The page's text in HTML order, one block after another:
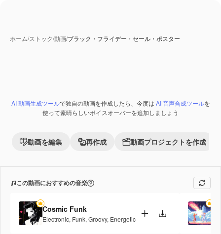
ホーム/ストック/動画/ブラック・フライデー・セール・ポスター
AI 動画生成ツールで独自の動画を作成したら、今度は AI 音声合成ツールを
使って素晴らしいボイスオーバーを追加しましょう
動画を編集 再作成 動画プロジェクトを作成
この動画におすすめの音楽
Cosmic Funk
Electronic, Funk, Groovy, Energetic